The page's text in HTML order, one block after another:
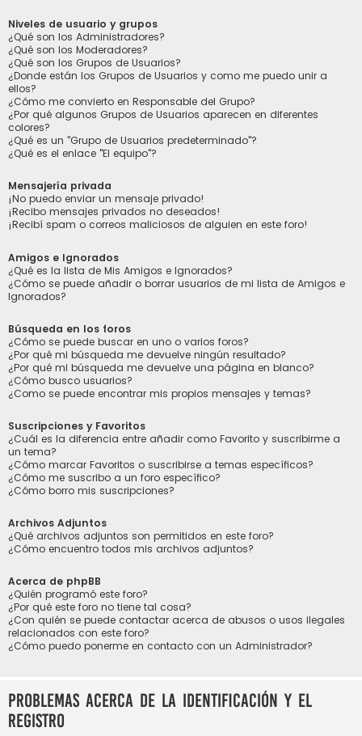
Niveles de usuario y grupos
¿Qué son los Administradores?
¿Qué son los Moderadores?
¿Qué son los Grupos de Usuarios?
¿Donde están los Grupos de Usuarios y como me puedo unir a
ellos?
¿Cómo me convierto en Responsable del Grupo?
¿Por qué algunos Grupos de Usuarios aparecen en diferentes
colores?
¿Qué es un "Grupo de Usuarios predeterminado"?
¿Qué es el enlace "El equipo"?
Mensajería privada
¡No puedo enviar un mensaje privado!
¡Recibo mensajes privados no deseados!
¡Recibí spam o correos maliciosos de alguien en este foro!
Amigos e Ignorados
¿Qué es la lista de Mis Amigos e Ignorados?
¿Cómo se puede añadir o borrar usuarios de mi lista de Amigos e
Ignorados?
Búsqueda en los foros
¿Cómo se puede buscar en uno o varios foros?
¿Por qué mi búsqueda me devuelve ningún resultado?
¿Por qué mi búsqueda me devuelve una página en blanco?
¿Cómo busco usuarios?
¿Como se puede encontrar mis propios mensajes y temas?
Suscripciones y Favoritos
¿Cuál es la diferencia entre añadir como Favorito y suscribirme a
un tema?
¿Cómo marcar Favoritos o suscribirse a temas específicos?
¿Cómo me suscribo a un foro específico?
¿Cómo borro mis suscripciones?
Archivos Adjuntos
¿Qué archivos adjuntos son permitidos en este foro?
¿Cómo encuentro todos mis archivos adjuntos?
Acerca de phpBB
¿Quién programó este foro?
¿Por qué este foro no tiene tal cosa?
¿Con quién se puede contactar acerca de abusos o usos ilegales
relacionados con este foro?
¿Cómo puedo ponerme en contacto con un Administrador?
Problemas acerca de la identificación y el
registro